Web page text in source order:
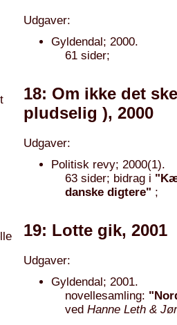
Udgaver:
Gyldendal; 2000.
61 sider;
18: Om ikke det
pludselig ), 2000
Udgaver:
Politisk revy; 2000(1).
63 sider; bidrag i
danske digtere" ;
19: Lotte gik, 2001
Udgaver:
Gyldendal; 2001.
novellesamling:
ved Hanne Leth &